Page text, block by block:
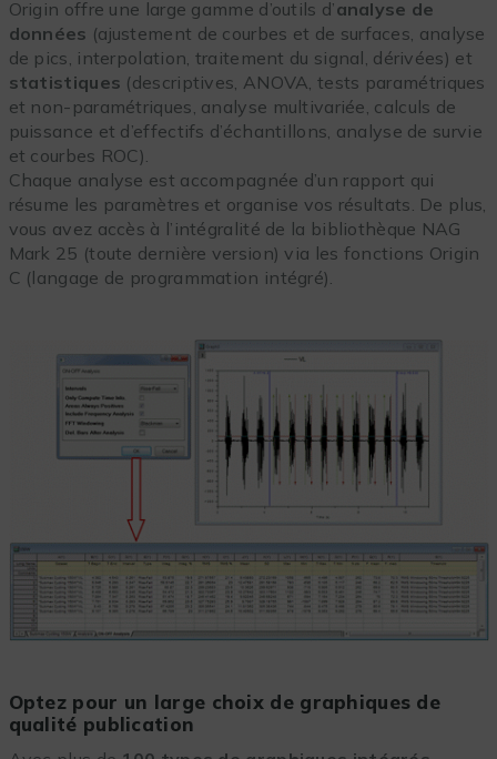
Origin offre une large gamme d’outils d’analyse de
données (ajustement de courbes et de surfaces, analyse
de pics, interpolation, traitement du signal, dérivées) et
statistiques (descriptives, ANOVA, tests paramétriques
et non-paramétriques, analyse multivariée, calculs de
puissance et d’effectifs d’échantillons, analyse de survie
et courbes ROC).
Chaque analyse est accompagnée d’un rapport qui
résume les paramètres et organise vos résultats. De plus,
vous avez accès à l’intégralité de la bibliothèque NAG
Mark 25 (toute dernière version) via les fonctions Origin
C (langage de programmation intégré).
Optez pour un large choix de graphiques de
qualité publication